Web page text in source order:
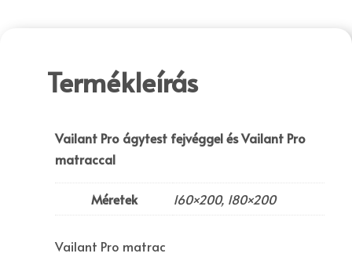
Termékleírás
Vailant Pro ágytest fejvéggel és Vailant Pro
matraccal
Méretek 160×200, 180×200
Vailant Pro matrac